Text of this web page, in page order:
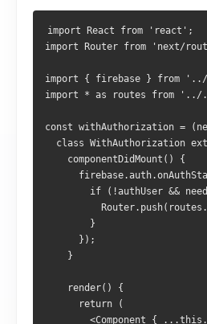
import React from 'react';
import Router from 'next/
import { firebase } from
import * as routes from '../
const withAuthorization =
class WithAuthorization
    componentDidMount() {
if (!authUser &&
        }
      });
    }
    render() {
      return (
<Component {